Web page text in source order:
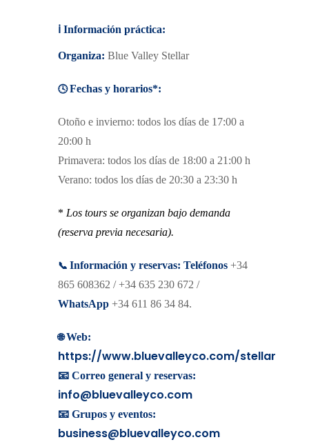
ℹ️ Información práctica:
Organiza: Blue Valley Stellar
🕓Fechas y horarios*:
Otoño e invierno: todos los días de 17:00 a
20:00 h
Primavera: todos los días de 18:00 a 21:00 h
Verano: todos los días de 20:30 a 23:30 h
* Los tours se organizan bajo demanda
(reserva previa necesaria).
📞 Información y reservas: Teléfonos +34
865 608362 / +34 635 230 672 /
WhatsApp +34 611 86 34 84.
🌐Web:
https://www.bluevalleyco.com/stellar
📧 Correo general y reservas:
info@bluevalleyco.com
📧 Grupos y eventos:
business@bluevalleyco.com